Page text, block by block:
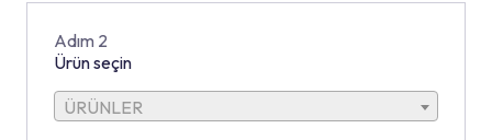
Adım 2
Ürün seçin
ÜRÜNLER